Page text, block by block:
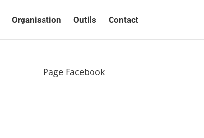
Organisation Outils Contact
Page Facebook